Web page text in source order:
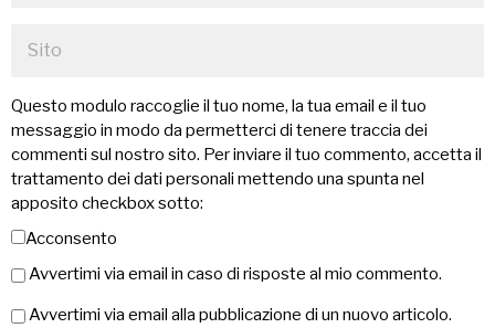
Questo modulo raccoglie il tuo nome, la tua email e il tuo
messaggio in modo da permetterci di tenere traccia dei
commenti sul nostro sito. Per inviare il tuo commento, accetta il
trattamento dei dati personali mettendo una spunta nel
apposito checkbox sotto:
Acconsento
Avvertimi via email in caso di risposte al mio commento.
Avvertimi via email alla pubblicazione di un nuovo articolo.